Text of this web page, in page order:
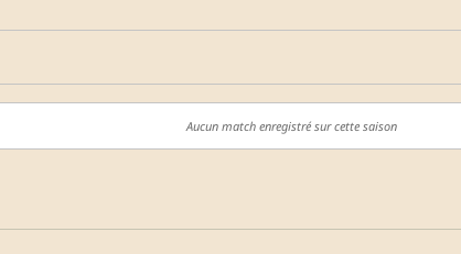
Aucun match enregistré sur cette saison